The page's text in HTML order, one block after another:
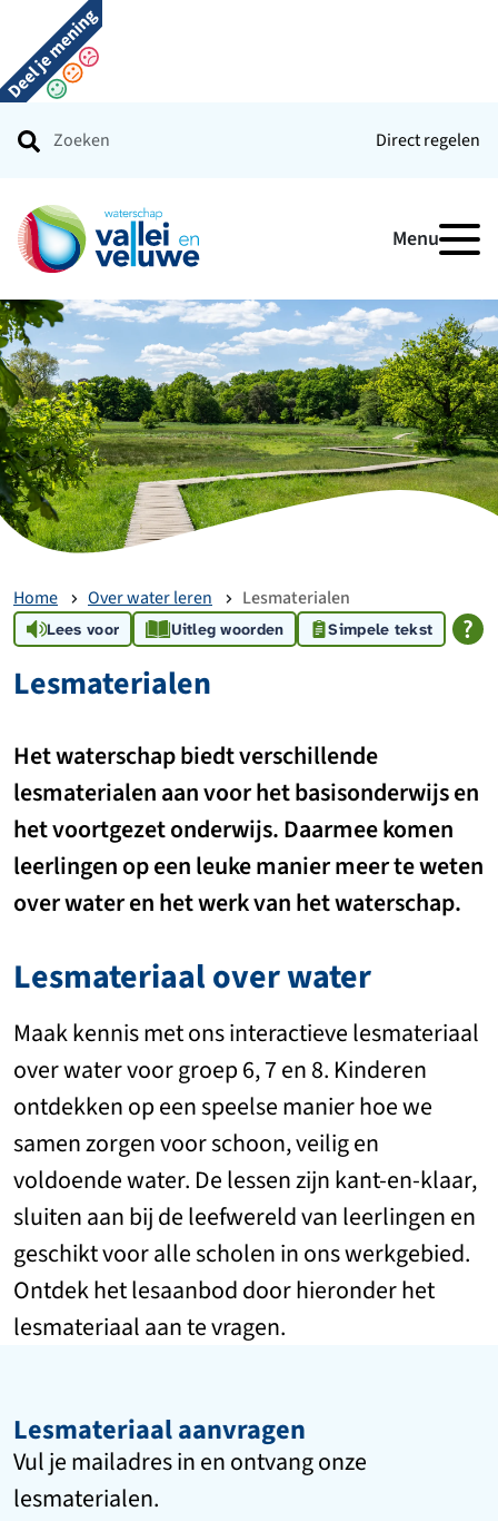
Direct regelen
Menu
Home Over water leren Lesmaterialen
Lees voor Uitleg woorden Simpele tekst
Lesmaterialen
Het waterschap biedt verschillende
lesmaterialen aan voor het basisonderwijs en
het voortgezet onderwijs. Daarmee komen
leerlingen op een leuke manier meer te weten
over water en het werk van het waterschap.
Lesmateriaal over water
Maak kennis met ons interactieve lesmateriaal
over water voor groep 6, 7 en 8. Kinderen
ontdekken op een speelse manier hoe we
samen zorgen voor schoon, veilig en
voldoende water. De lessen zijn kant-en-klaar,
sluiten aan bij de leefwereld van leerlingen en
geschikt voor alle scholen in ons werkgebied.
Ontdek het lesaanbod door hieronder het
lesmateriaal aan te vragen.
Lesmateriaal aanvragen
Vul je mailadres in en ontvang onze
lesmaterialen.